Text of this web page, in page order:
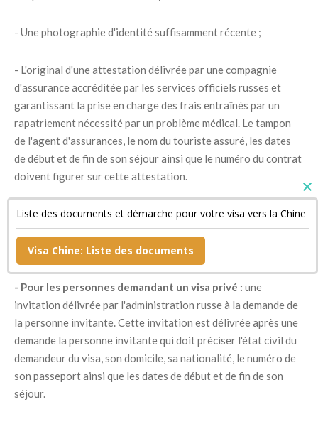
- Une photographie d'identité suffisamment récente ;
- L'original d'une attestation délivrée par une compagnie
d'assurance accréditée par les services officiels russes et
garantissant la prise en charge des frais entraînés par un
rapatriement nécessité par un problème médical. Le tampon
de l'agent d'assurances, le nom du touriste assuré, les dates
de début et de fin de son séjour ainsi que le numéro du contrat
doivent figurer sur cette attestation.
- Un document confirmant la réservation de sa chambre
d'hôtel si son séjour est bref ainsi qu'une copie de son billet de
retour ;
- Pour les personnes demandant un visa privé : une
invitation délivrée par l'administration russe à la demande de
la personne invitante. Cette invitation est délivrée après une
demande la personne invitante qui doit préciser l'état civil du
demandeur du visa, son domicile, sa nationalité, le numéro de
son passeport ainsi que les dates de début et de fin de son
séjour.
Liste des documents et démarche pour votre visa vers la Chine
Visa Chine: Liste des documents